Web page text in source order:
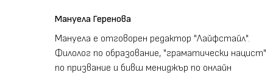
Мануела Геренова
Мануела е отговорен редактор "Лайфстайл".
Филолог по образование, "граматически нацист"
по призвание и бивш мениджър по онлайн